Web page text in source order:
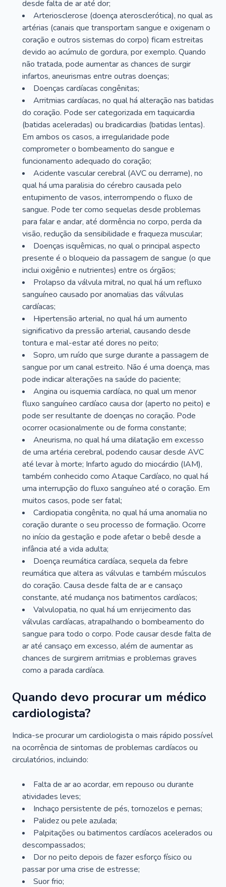
desde falta de ar até dor;
Arteriosclerose (doença aterosclerótica), no qual as
artérias (canais que transportam sangue e oxigenam o
coração e outros sistemas do corpo) ficam estreitas
devido ao acúmulo de gordura, por exemplo. Quando
não tratada, pode aumentar as chances de surgir
infartos, aneurismas entre outras doenças;
Doenças cardíacas congênitas;
Arritmias cardíacas, no qual há alteração nas batidas
do coração. Pode ser categorizada em taquicardia
(batidas aceleradas) ou bradicardias (batidas lentas).
Em ambos os casos, a irregularidade pode
comprometer o bombeamento do sangue e
funcionamento adequado do coração;
Acidente vascular cerebral (AVC ou derrame), no
qual há uma paralisia do cérebro causada pelo
entupimento de vasos, interrompendo o fluxo de
sangue. Pode ter como sequelas desde problemas
para falar e andar, até dormência no corpo, perda da
visão, redução da sensibilidade e fraqueza muscular;
Doenças isquêmicas, no qual o principal aspecto
presente é o bloqueio da passagem de sangue (o que
inclui oxigênio e nutrientes) entre os órgãos;
Prolapso da válvula mitral, no qual há um refluxo
sanguíneo causado por anomalias das válvulas
cardíacas;
Hipertensão arterial, no qual há um aumento
significativo da pressão arterial, causando desde
tontura e mal-estar até dores no peito;
Sopro, um ruído que surge durante a passagem de
sangue por um canal estreito. Não é uma doença, mas
pode indicar alterações na saúde do paciente;
Angina ou isquemia cardíaca, no qual um menor
fluxo sanguíneo cardíaco causa dor (aperto no peito) e
pode ser resultante de doenças no coração. Pode
ocorrer ocasionalmente ou de forma constante;
Aneurisma, no qual há uma dilatação em excesso
de uma artéria cerebral, podendo causar desde AVC
até levar à morte; Infarto agudo do miocárdio (IAM),
também conhecido como Ataque Cardíaco, no qual há
uma interrupção do fluxo sanguíneo até o coração. Em
muitos casos, pode ser fatal;
Cardiopatia congênita, no qual há uma anomalia no
coração durante o seu processo de formação. Ocorre
no início da gestação e pode afetar o bebê desde a
infância até a vida adulta;
Doença reumática cardíaca, sequela da febre
reumática que altera as válvulas e também músculos
do coração. Causa desde falta de ar e cansaço
constante, até mudança nos batimentos cardíacos;
Valvulopatia, no qual há um enrijecimento das
válvulas cardíacas, atrapalhando o bombeamento do
sangue para todo o corpo. Pode causar desde falta de
ar até cansaço em excesso, além de aumentar as
chances de surgirem arritmias e problemas graves
como a parada cardíaca.
Quando devo procurar um médico
cardiologista?
Indica-se procurar um cardiologista o mais rápido possível
na ocorrência de sintomas de problemas cardíacos ou
circulatórios, incluindo:
Falta de ar ao acordar, em repouso ou durante
atividades leves;
Inchaço persistente de pés, tornozelos e pernas;
Palidez ou pele azulada;
Palpitações ou batimentos cardíacos acelerados ou
descompassados;
Dor no peito depois de fazer esforço físico ou
passar por uma crise de estresse;
Suor frio;